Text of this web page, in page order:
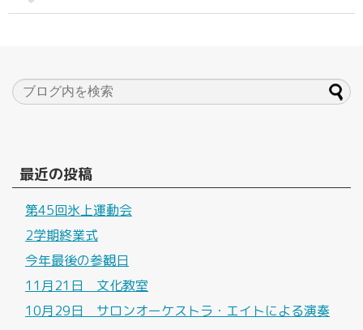
最近の投稿
第45回氷上運動会
2学期終業式
今年最後の参観日
11月21日 文化教室
10月29日 サロンオーケストラ・エイトによる演奏